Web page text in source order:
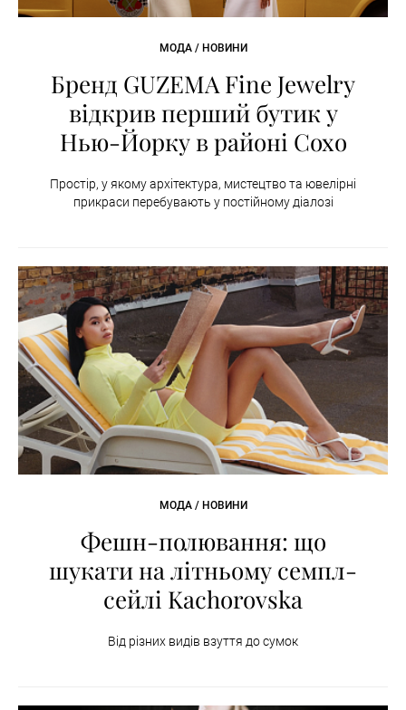
МОДА / НОВИНИ
Бренд GUZEMA Fine Jewelry
відкрив перший бутик у
Нью-Йорку в районі Сохо
Простір, у якому архітектура, мистецтво та ювелірні
прикраси перебувають у постійному діалозі
МОДА / НОВИНИ
Фешн-полювання: що
шукати на літньому семпл-
сейлі Kachorovska
Від різних видів взуття до сумок